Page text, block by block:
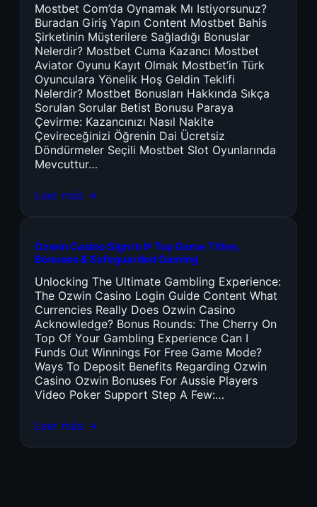
Mostbet Com’da Oynamak Mı Istiyorsunuz?
Buradan Giriş Yapın Content Mostbet Bahis
Şirketinin Müşterilere Sağladığı Bonuslar
Nelerdir? Mostbet Cuma Kazancı Mostbet
Aviator Oyunu Kayıt Olmak Mostbet’in Türk
Oyunculara Yönelik Hoş Geldin Teklifi
Nelerdir? Mostbet Bonusları Hakkında Sıkça
Sorulan Sorular Betist Bonusu Paraya
Çevirme: Kazancınızı Nasıl Nakite
Çevireceğinizi Öğrenin Dai Ücretsiz
Döndürmeler Seçili Mostbet Slot Oyunlarında
Mevcuttur…
Leer más →
Ozwin Casino Sign In ᐉ Top Game Titles,
Bonuses & Safeguarded Gaming
Unlocking The Ultimate Gambling Experience:
The Ozwin Casino Login Guide Content What
Currencies Really Does Ozwin Casino
Acknowledge? Bonus Rounds: The Cherry On
Top Of Your Gambling Experience Can I
Funds Out Winnings For Free Game Mode?
Ways To Deposit Benefits Regarding Ozwin
Casino Ozwin Bonuses For Aussie Players
Video Poker Support Step A Few:…
Leer más →